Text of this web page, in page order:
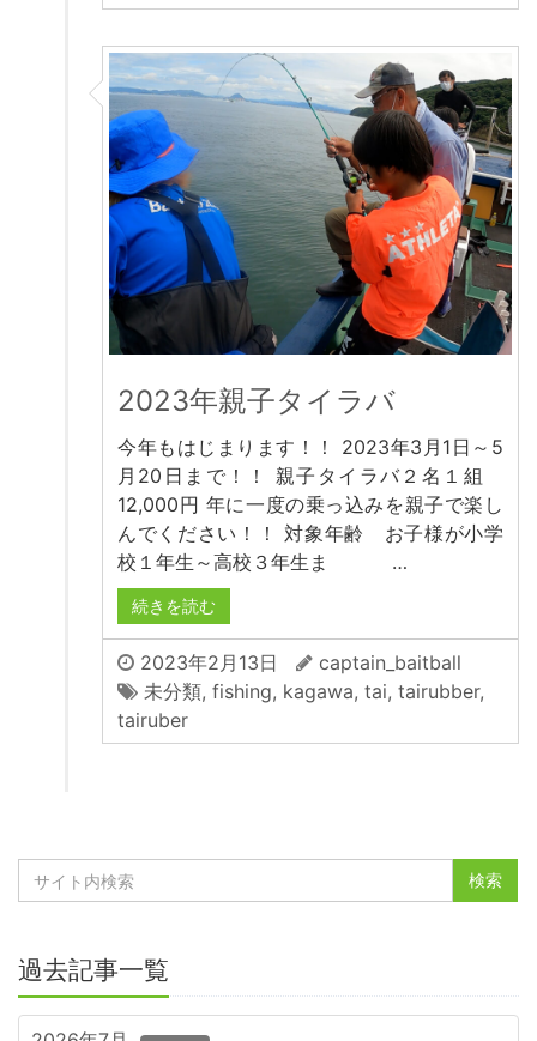
2023年親子タイラバ
今年もはじまります！！ 2023年3月1日～5
月20日まで！！ 親子タイラバ２名１組
12,000円 年に一度の乗っ込みを親子で楽し
んでください！！ 対象年齢 お子様が小学
校１年生～高校３年生ま …
続きを読む
2023年2月13日
captain_baitball
未分類, fishing, kagawa, tai, tairubber,
tairuber
過去記事一覧